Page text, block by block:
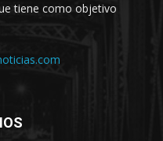
tiene como objetivo